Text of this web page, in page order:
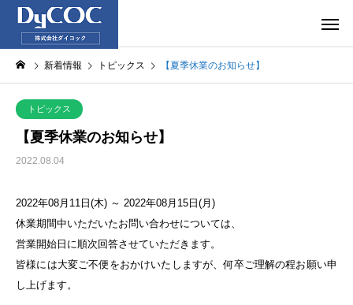
新着情報 トピックス 【夏季休業のお知らせ】
トピックス
【夏季休業のお知らせ】
2022.08.04
2022年08月11日(木) ～ 2022年08月15日(月)
休業期間中いただいたお問い合わせについては、
営業開始日に順次回答させていただきます。
皆様には大変ご不便をおかけいたしますが、何卒ご理解の程お願い申
し上げます。